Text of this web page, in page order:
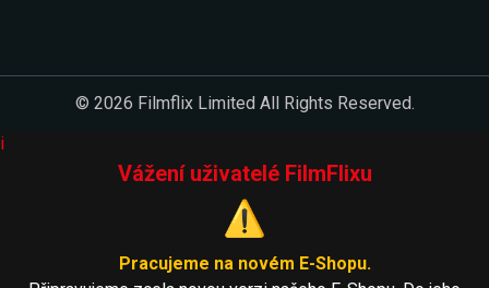
© 2026 Filmflix Limited All Rights Reserved.
i
Vážení uživatelé FilmFlixu
⚠️
Pracujeme na novém E-Shopu.